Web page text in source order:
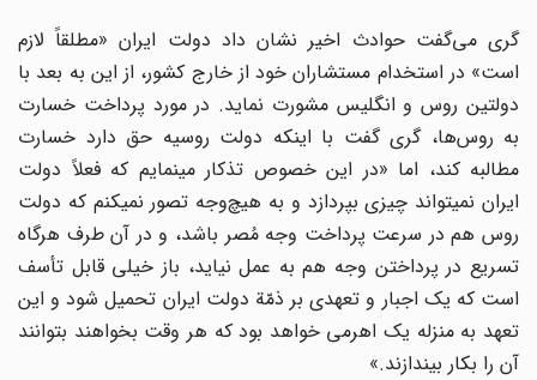
گری می‌گفت حوادث اخیر نشان داد دولت ایران «مطلقاً لازم
است» در استخدام مستشاران خود از خارج کشور، از این به بعد با
دولتین روس و انگلیس مشورت نماید. در مورد پرداخت خسارت
به روس‌ها، گری گفت با اینکه دولت روسیه حق دارد خسارت
مطالبه کند، اما «در این خصوص تذکار می‎نمایم که فعلاً دولت
ایران نمی‎تواند چیزی بپردازد و به هیچ‌وجه تصور نمی‎کنم که دولت
روس هم در سرعت پرداخت وجه مُصر باشد، و در آن طرف هرگاه
تسریع در پرداختن وجه هم به عمل نیاید، باز خیلی قابل تأسف
است که یک اجبار و تعهدی بر ذمّة دولت ایران تحمیل شود و این
تعهد به منزله یک اهرمی خواهد بود که هر وقت بخواهند بتوانند
آن را بکار بیندازند.»